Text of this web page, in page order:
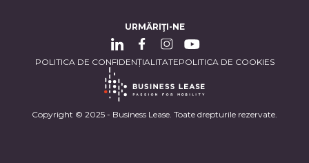
URMĂRIŢI-NE
Copyright © 2025 - Business Lease. Toate drepturile rezervate.
POLITICA DE CONFIDENȚIALITATEPOLITICA DE COOKIES